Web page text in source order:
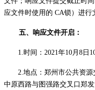
应文件时使用的 CA锁）进行
五、响应文件开启：
1.时间：2021年10月8日
2.地点：郑州市公共资
中原西路与图强路交叉口郑发